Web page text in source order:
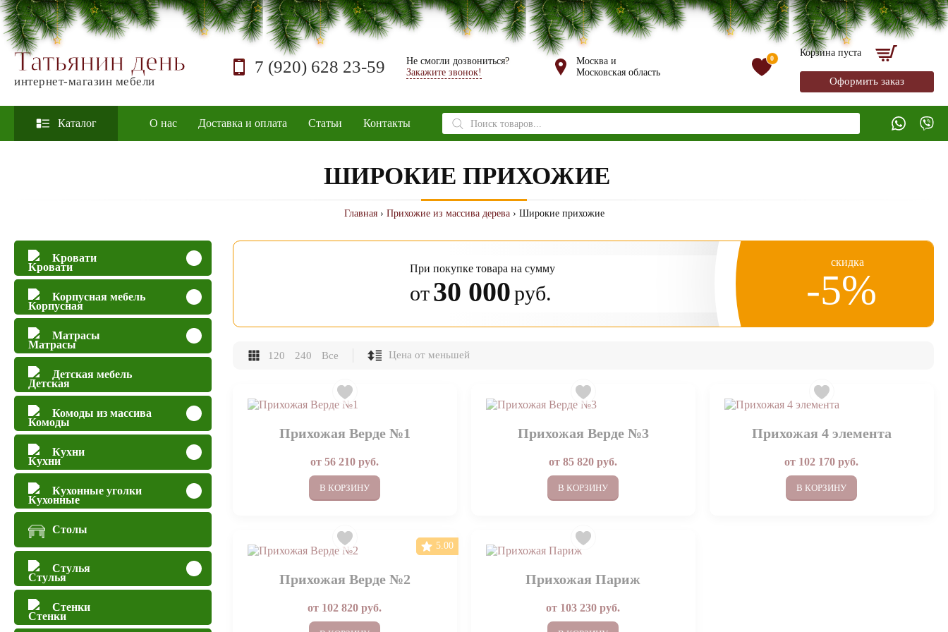
Татьянин день
интернет-магазин мебели
7 (920) 628 23-59
Не смогли дозвониться?
Закажите звонок!
Москва и
Московская область
0
Корзина пуста
Оформить заказ
Каталог О нас Доставка и оплата Статьи Контакты
Поиск
товаров
ШИРОКИЕ ПРИХОЖИЕ
Главная› Прихожие из массива дерева› Широкие прихожие
Кровати
Корпусная мебель
Матрасы
Детская мебель
Комоды из массива
Кухни
Кухонные уголки
Столы
Стулья
Стенки
При покупке товара на сумму
от30 000руб.
скидка
-5%
120 240 Все
Прихожая Верде №1
от56 210 руб.
В КОРЗИНУ
Прихожая Верде №3
от85 820 руб.
В КОРЗИНУ
Прихожая 4 элемента
от 102 170 руб.
В КОРЗИНУ
Прихожая Верде №2
от 102 820 руб.
5.00
Прихожая Париж
от 103 230 руб.